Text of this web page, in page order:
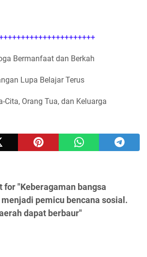
Bermanfaat dan Berkah
Lupa Belajar Terus
Cita, Orang Tua, dan Keluarga
for "Keberagaman bangsa
pemicu bencana sosial.
dapat berbaur"